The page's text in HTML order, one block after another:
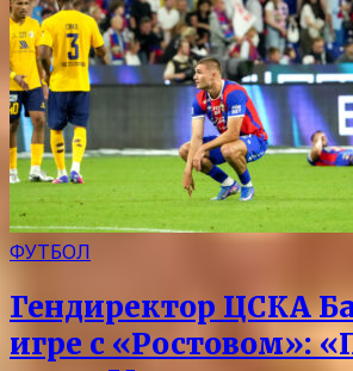
ФУТБОЛ
Гендиректор ЦСКА
игре с «Ростовом»: